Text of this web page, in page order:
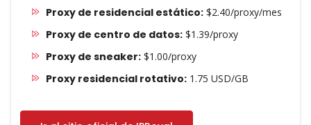
Proxy de residencial estático:$2.40/proxy/mes
Proxy de centro de datos:$1.39/proxy
Proxy de sneaker:$1.00/proxy
Proxy residencial rotativo:1.75 USD/GB